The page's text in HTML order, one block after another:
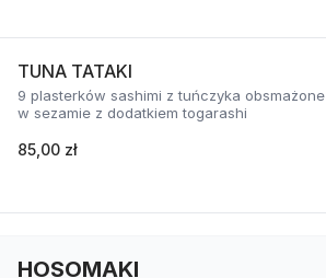
TUNA TATAKI
9 plasterków sashimi z tuńczyka obsmażone
w sezamie z dodatkiem togarashi
85,00 zł
HOSOMAKI